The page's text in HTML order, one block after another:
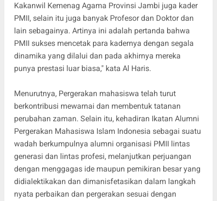
Kakanwil Kemenag Agama Provinsi Jambi juga kader
PMII, selain itu juga banyak Profesor dan Doktor dan
lain sebagainya. Artinya ini adalah pertanda bahwa
PMII sukses mencetak para kadernya dengan segala
dinamika yang dilalui dan pada akhirnya mereka
punya prestasi luar biasa," kata Al Haris.
Menurutnya, Pergerakan mahasiswa telah turut
berkontribusi mewarnai dan membentuk tatanan
perubahan zaman. Selain itu, kehadiran Ikatan Alumni
Pergerakan Mahasiswa Islam Indonesia sebagai suatu
wadah berkumpulnya alumni organisasi PMII lintas
generasi dan lintas profesi, melanjutkan perjuangan
dengan menggagas ide maupun pemikiran besar yang
didialektikakan dan dimanisfetasikan dalam langkah
nyata perbaikan dan pergerakan sesuai dengan